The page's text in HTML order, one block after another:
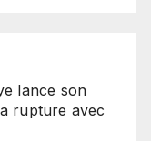
lance son
rupture avec